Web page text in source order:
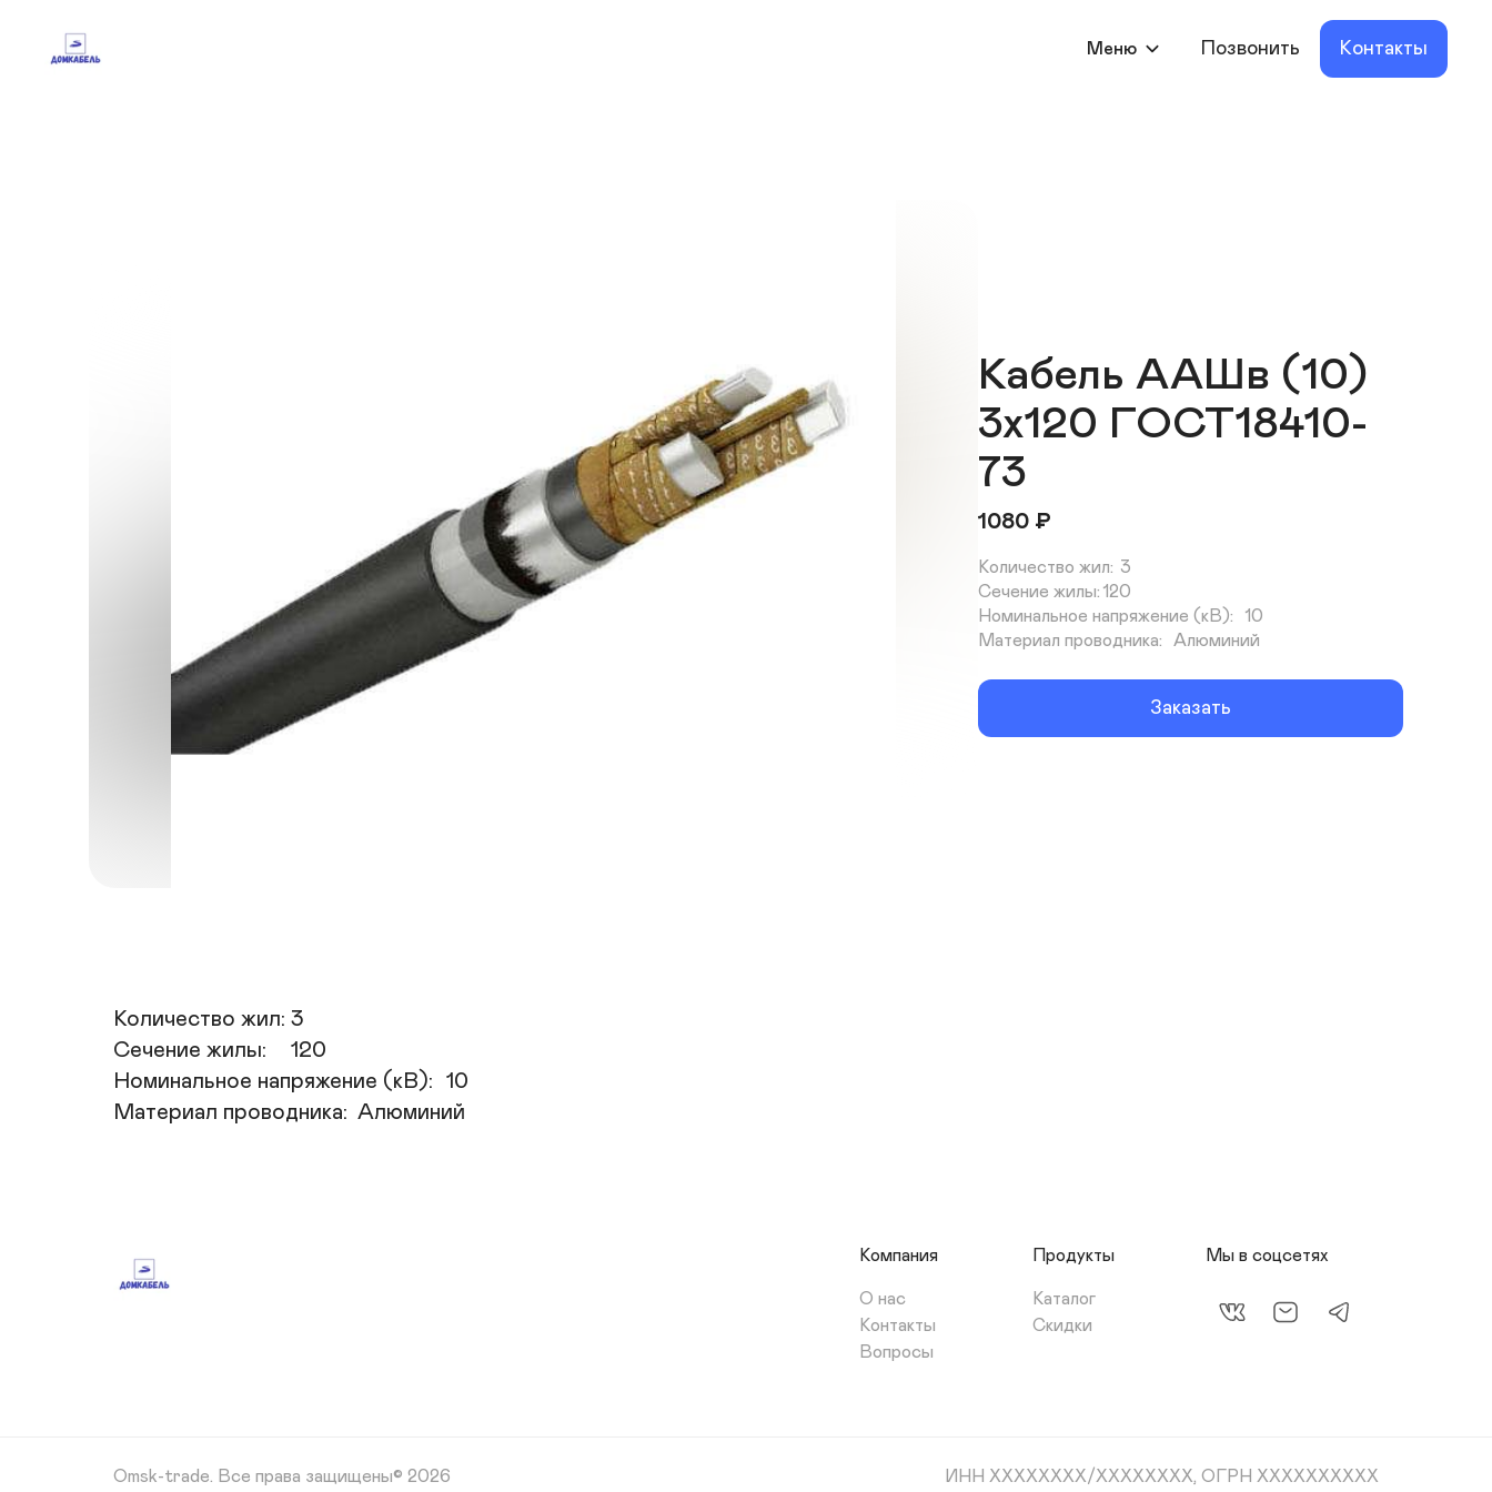
Меню Позвонить Контакты
Кабель ААШв (10)
3х120 ГОСТ18410-
73
1080 ₽
Количество жил:	3
Сечение жилы:	120
Номинальное напряжение (кВ):	10
Материал проводника:	Алюминий
Заказать
Количество жил:	3
Сечение жилы:	120
Номинальное напряжение (кВ):	10
Материал проводника:	Алюминий
Компания
О нас
Контакты
Вопросы
Продукты
Каталог
Скидки
Мы в соцсетях
Omsk-trade. Все права защищены© 2026 ИНН XXXXXXXX/XXXXXXXX, ОГРН XXXXXXXXXX